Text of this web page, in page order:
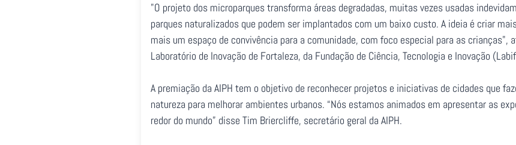
"O projeto dos microparques transforma áreas degradadas, muitas vezes usadas
parques naturalizados que podem ser implantados com um baixo custo. A ideia é criar
mais um espaço de convivência para a comunidade, com foco especial para as crianças",
Laboratório de Inovação de Fortaleza, da Fundação de Ciência, Tecnologia e Inovação
A premiação da AIPH tem o objetivo de reconhecer projetos e iniciativas de cidades que
natureza para melhorar ambientes urbanos. “Nós estamos animados em apresentar as
redor do mundo” disse Tim Briercliffe, secretário geral da AIPH.